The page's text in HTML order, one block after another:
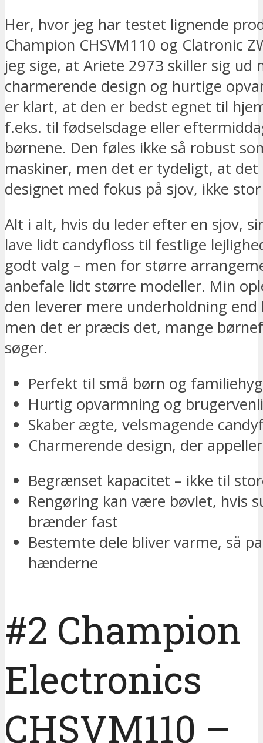
Her, hvor jeg har testet lignende
Champion CHSVM110 og Clatronic
jeg sige, at Ariete 2973 skiller sig ud
charmerende design og hurtige
er klart, at den er bedst egnet til
f.eks. til fødselsdage eller
børnene. Den føles ikke så robust
maskiner, men det er tydeligt, at det
designet med fokus på sjov, ikke
Alt i alt, hvis du leder efter en sjov,
lave lidt candyfloss til festlige
godt valg – men for større
anbefale lidt større modeller. Min
den leverer mere underholdning end
men det er præcis det, mange
søger.
Perfekt til små børn og
Hurtig opvarmning og
Skaber ægte, velsmagende
Charmerende design, der
Begrænset kapacitet – ikke til
Rengøring kan være bøvlet, hvis
brænder fast
Bestemte dele bliver varme, så
hænderne
#2 Champion
Electronics
CHSVM110 –